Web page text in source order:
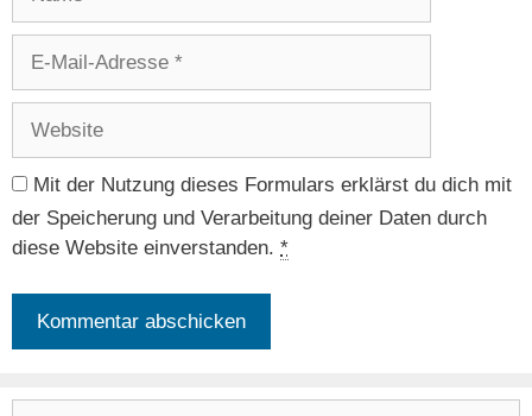
Adresse
Mit der Nutzung dieses Formulars erklärst du dich mit
der Speicherung und Verarbeitung deiner Daten durch
diese Website einverstanden. *